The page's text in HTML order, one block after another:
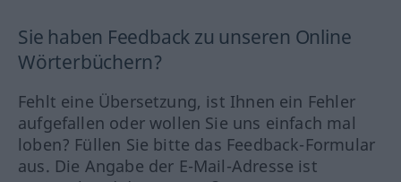
Sie haben Feedback zu unseren Online
Wörterbüchern?
Fehlt eine Übersetzung, ist Ihnen ein Fehler
aufgefallen oder wollen Sie uns einfach mal
loben? Füllen Sie bitte das Feedback-Formular
aus. Die Angabe der E-Mail-Adresse ist